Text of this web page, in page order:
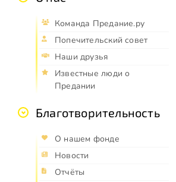
Команда Предание.ру
Попечительский совет
Наши друзья
Известные люди о
Предании
Благотворительность
О нашем фонде
Новости
Отчёты